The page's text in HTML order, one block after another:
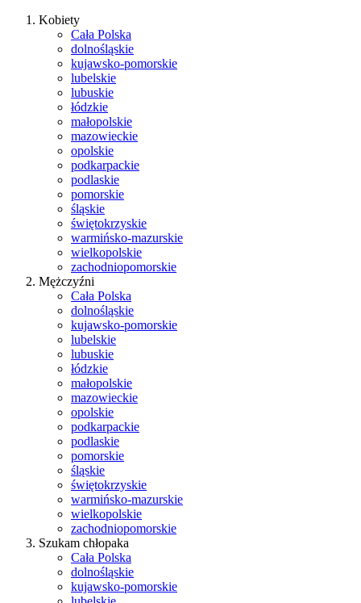
Kobiety
Cała Polska
dolnośląskie
kujawsko-pomorskie
lubelskie
lubuskie
łódzkie
małopolskie
mazowieckie
opolskie
podkarpackie
podlaskie
pomorskie
śląskie
świętokrzyskie
warmińsko-mazurskie
wielkopolskie
zachodniopomorskie
Mężczyźni
Cała Polska
dolnośląskie
kujawsko-pomorskie
lubelskie
lubuskie
łódzkie
małopolskie
mazowieckie
opolskie
podkarpackie
podlaskie
pomorskie
śląskie
świętokrzyskie
warmińsko-mazurskie
wielkopolskie
zachodniopomorskie
Szukam chłopaka
Cała Polska
dolnośląskie
kujawsko-pomorskie